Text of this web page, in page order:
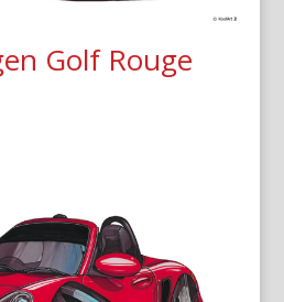
Golf Rouge